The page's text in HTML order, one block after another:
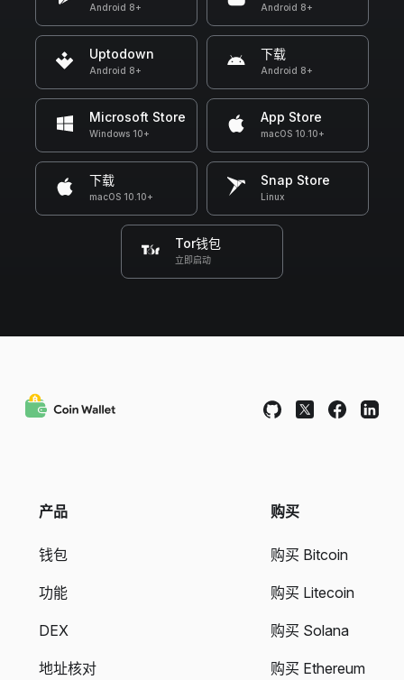
Android 8+ Android 8+
Uptodown
Android 8+
下载
Android 8+
Microsoft Store
Windows 10+
App Store
macOS 10.10+
下载
macOS 10.10+
Snap Store
Linux
Tor钱包
立即启动
产品
钱包
功能
DEX
地址核对
购买
购买 Bitcoin
购买 Litecoin
购买 Solana
购买 Ethereum